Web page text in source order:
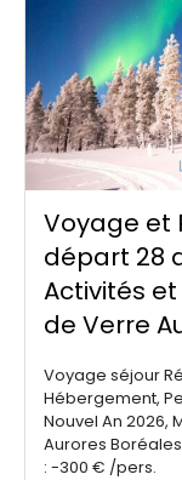
Voyage et
départ 28
Activités
de Verre
Voyage séjour
Hébergement,
Nouvel An 2026,
Aurores
: -300 € /pers.